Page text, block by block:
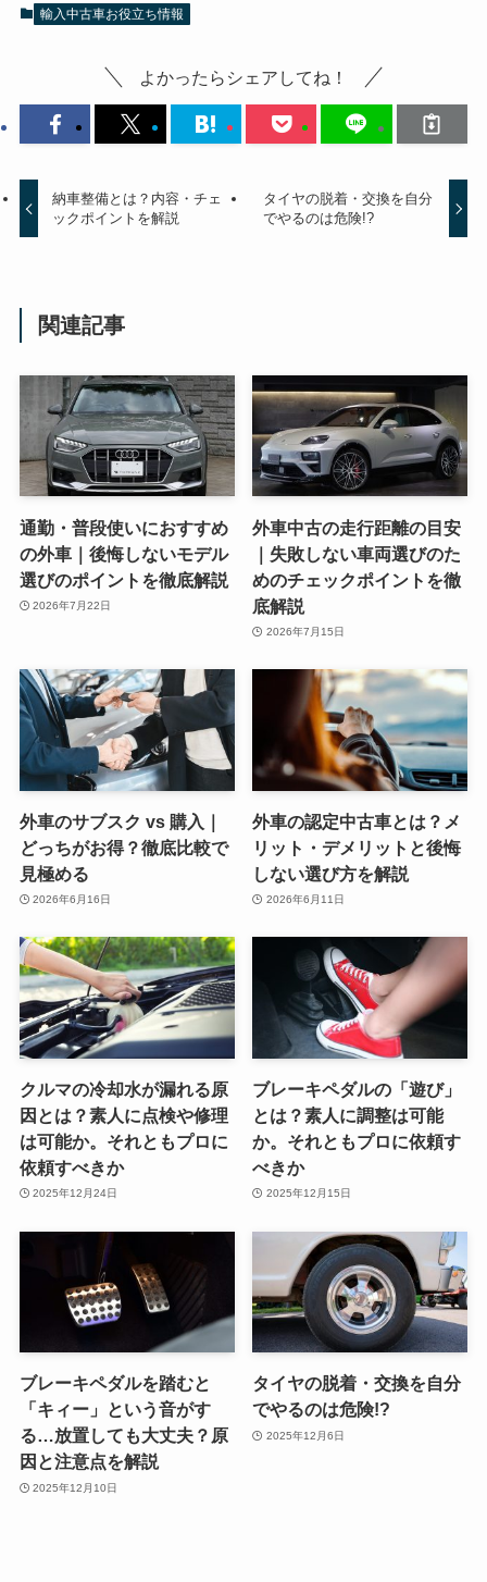
輸入中古車お役立ち情報
よかったらシェアしてね！
納車整備とは？内容・チェ
ックポイントを解説
タイヤの脱着・交換を自分
でやるのは危険!?
関連記事
通勤・普段使いにおすすめ
の外車｜後悔しないモデル
選びのポイントを徹底解説
2026年7月22日
外車中古の走行距離の目安
｜失敗しない車両選びのた
めのチェックポイントを徹
底解説
2026年7月15日
外車のサブスク vs 購入｜
どっちがお得？徹底比較で
見極める
2026年6月16日
外車の認定中古車とは？メ
リット・デメリットと後悔
しない選び方を解説
2026年6月11日
クルマの冷却水が漏れる原
因とは？素人に点検や修理
は可能か。それともプロに
依頼すべきか
2025年12月24日
ブレーキペダルの「遊び」
とは？素人に調整は可能
か。それともプロに依頼す
べきか
2025年12月15日
ブレーキペダルを踏むと
「キィー」という音がす
る…放置しても大丈夫？原
因と注意点を解説
2025年12月10日
タイヤの脱着・交換を自分
でやるのは危険!?
2025年12月6日